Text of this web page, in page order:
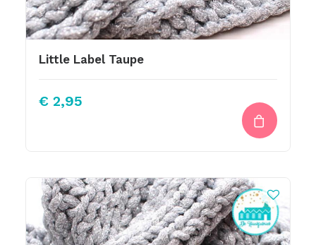
Little Label Taupe
€ 2,95